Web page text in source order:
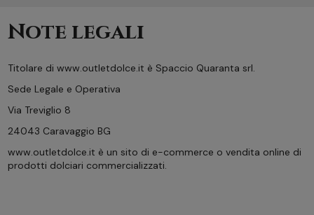
Note legali
Titolare di www.outletdolce.it è Spaccio Quaranta srl.
Sede Legale e Operativa
Via Treviglio 8
24043 Caravaggio BG
www.outletdolce.it è un sito di e-commerce o vendita online di
prodotti dolciari commercializzati.